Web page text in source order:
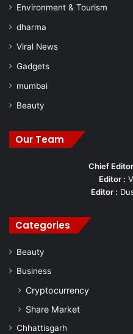
Environment & Tourism
dharma
Viral News
Gadgets
mumbai
Beauty
Our Team
Chief
Editor :
Editor :
Categories
Beauty
Business
Cryptocurrency
Share Market
Chhattisgarh